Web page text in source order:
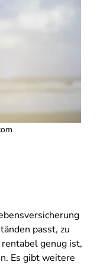
passt, zu
genug ist,
Es gibt weitere